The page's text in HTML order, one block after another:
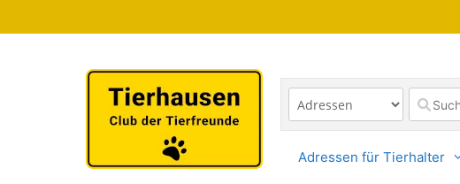
Inhalt
Adressen für Tierhalter